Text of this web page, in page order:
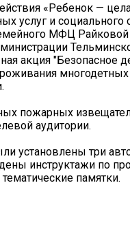
«Ребенок —
услуг и
МФЦ Райковой
акция "Безопасное
пожарных
аудитории.
установлены три
инструктажи по
памятки.